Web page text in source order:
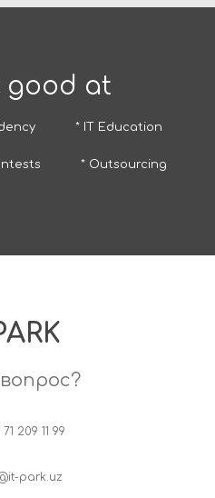
good at
* IT Education
* Outsourcing
209 11 99
park.uz